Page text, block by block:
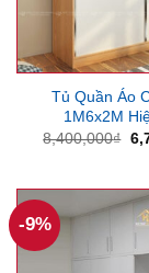
Tủ Quần Áo
1M6x2M
8,400,000₫
-9%